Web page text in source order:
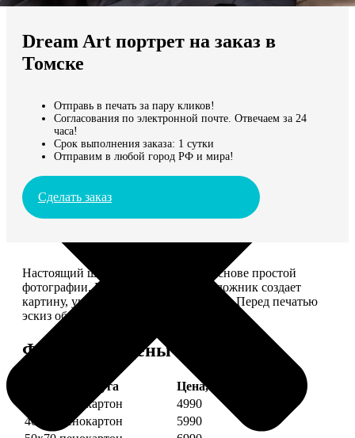
Мы доставляем по всему миру
Продолжить без города
Dream Art портрет на заказ в
Томске
Отправь в печать за пару кликов!
Согласования по электронной почте. Отвечаем за 24
часа!
Срок выполнения заказа: 1 сутки
Отправим в любой город РФ и мира!
Сделать заказ
Настоящий шедевр, сделанный на основе простой
фотографии. Профессиональный художник создает
картину, учитывая ваши комментарии. Перед печатью
эскиз обязательно согласуем с вами.
Форматы и цены
Услуга
Цена, руб.
30х40 пенокартон
4990
40х60 пенокартон
5990